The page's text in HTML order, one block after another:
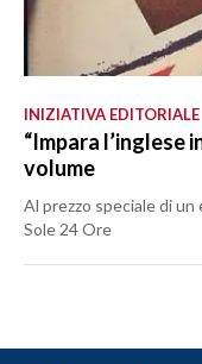
INIZIATIVA EDITORIALE
“Impara l’inglese
volume
Al prezzo speciale di un
Sole 24 Ore